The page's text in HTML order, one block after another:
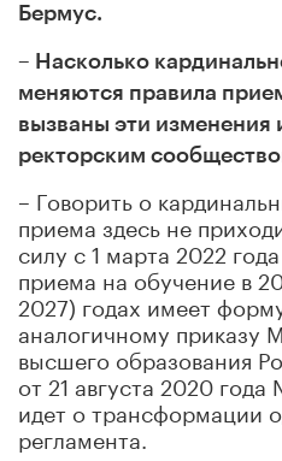
Бермус.
– Насколько
меняются правила
вызваны эти изменения
ректорским
– Говорить о
приема здесь не
силу с 1 марта 2022
приема на обучение в
2027) годах имеет
аналогичному приказу
высшего образования
от 21 августа 2020
идет о трансформации
регламента.